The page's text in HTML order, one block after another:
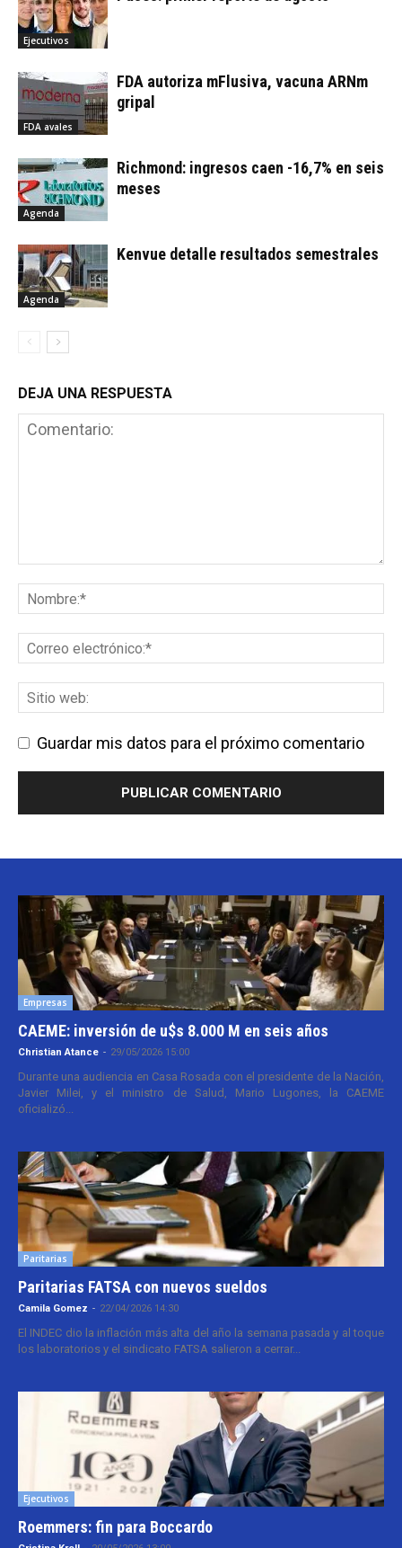
Ejecutivos
FDA avales
FDA autoriza mFlusiva, vacuna ARNm
gripal
Agenda
Richmond: ingresos caen -16,7% en seis
meses
Agenda
Kenvue detalle resultados semestrales
DEJA UNA RESPUESTA
Guardar mis datos para el próximo comentario
Empresas
CAEME: inversión de u$s 8.000 M en seis años
Christian Atance - 29/05/2026 15:00
Durante una audiencia en Casa Rosada con el presidente de la Nación,
Javier Milei, y el ministro de Salud, Mario Lugones, la CAEME
oficializó...
Paritarias
Paritarias FATSA con nuevos sueldos
Camila Gomez - 22/04/2026 14:30
El INDEC dio la inflación más alta del año la semana pasada y al toque
los laboratorios y el sindicato FATSA salieron a cerrar...
Ejecutivos
Roemmers: fin para Boccardo